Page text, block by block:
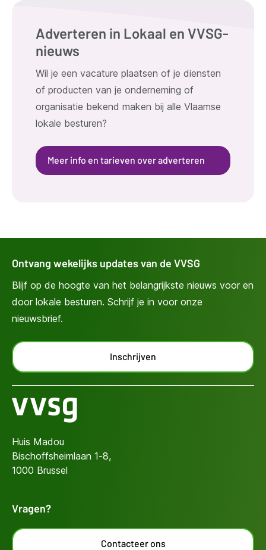
Adverteren in Lokaal en VVSG-
nieuws
Wil je een vacature plaatsen of je diensten
of producten van je onderneming of
organisatie bekend maken bij alle Vlaamse
lokale besturen?
Meer info en tarieven over adverteren
Ontvang wekelijks updates van de VVSG
Blijf op de hoogte van het belangrijkste nieuws voor en
door lokale besturen. Schrijf je in voor onze
nieuwsbrief.
Inschrijven
Huis Madou
Bischoffsheimlaan 1-8,
1000 Brussel
Vragen?
Contacteer ons